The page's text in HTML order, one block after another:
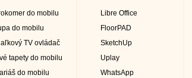
do mobilu
do mobilu
TV ovládač
tapety do mobilu
do mobilu
Libre Office
FloorPAD
SketchUp
Uplay
WhatsApp